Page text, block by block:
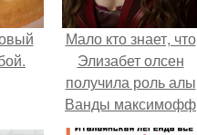
Мало кто знает, что
Элизабет олсен
получила роль алы
Ванды максимофф
не сразу.